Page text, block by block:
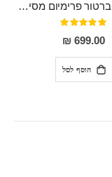
"Kaliph" ויברטור פרימיום מסיליקון רפואי , נטען, שקט במיוחד, מסתובב ומתפתל, שמנמן עם חדירה 14 סמ
דירוג:
100%
699.00 ₪
הוסף לסל